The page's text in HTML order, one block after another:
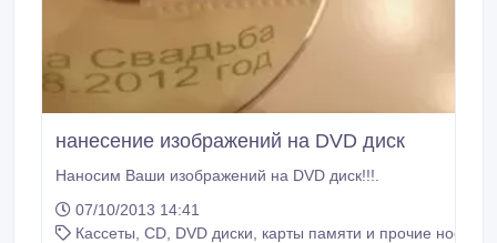
нанесение изображений на DVD диск
Наносим Ваши изображений на DVD диск!!!.
07/10/2013 14:41
Кассеты, CD, DVD диски, карты памяти и прочие